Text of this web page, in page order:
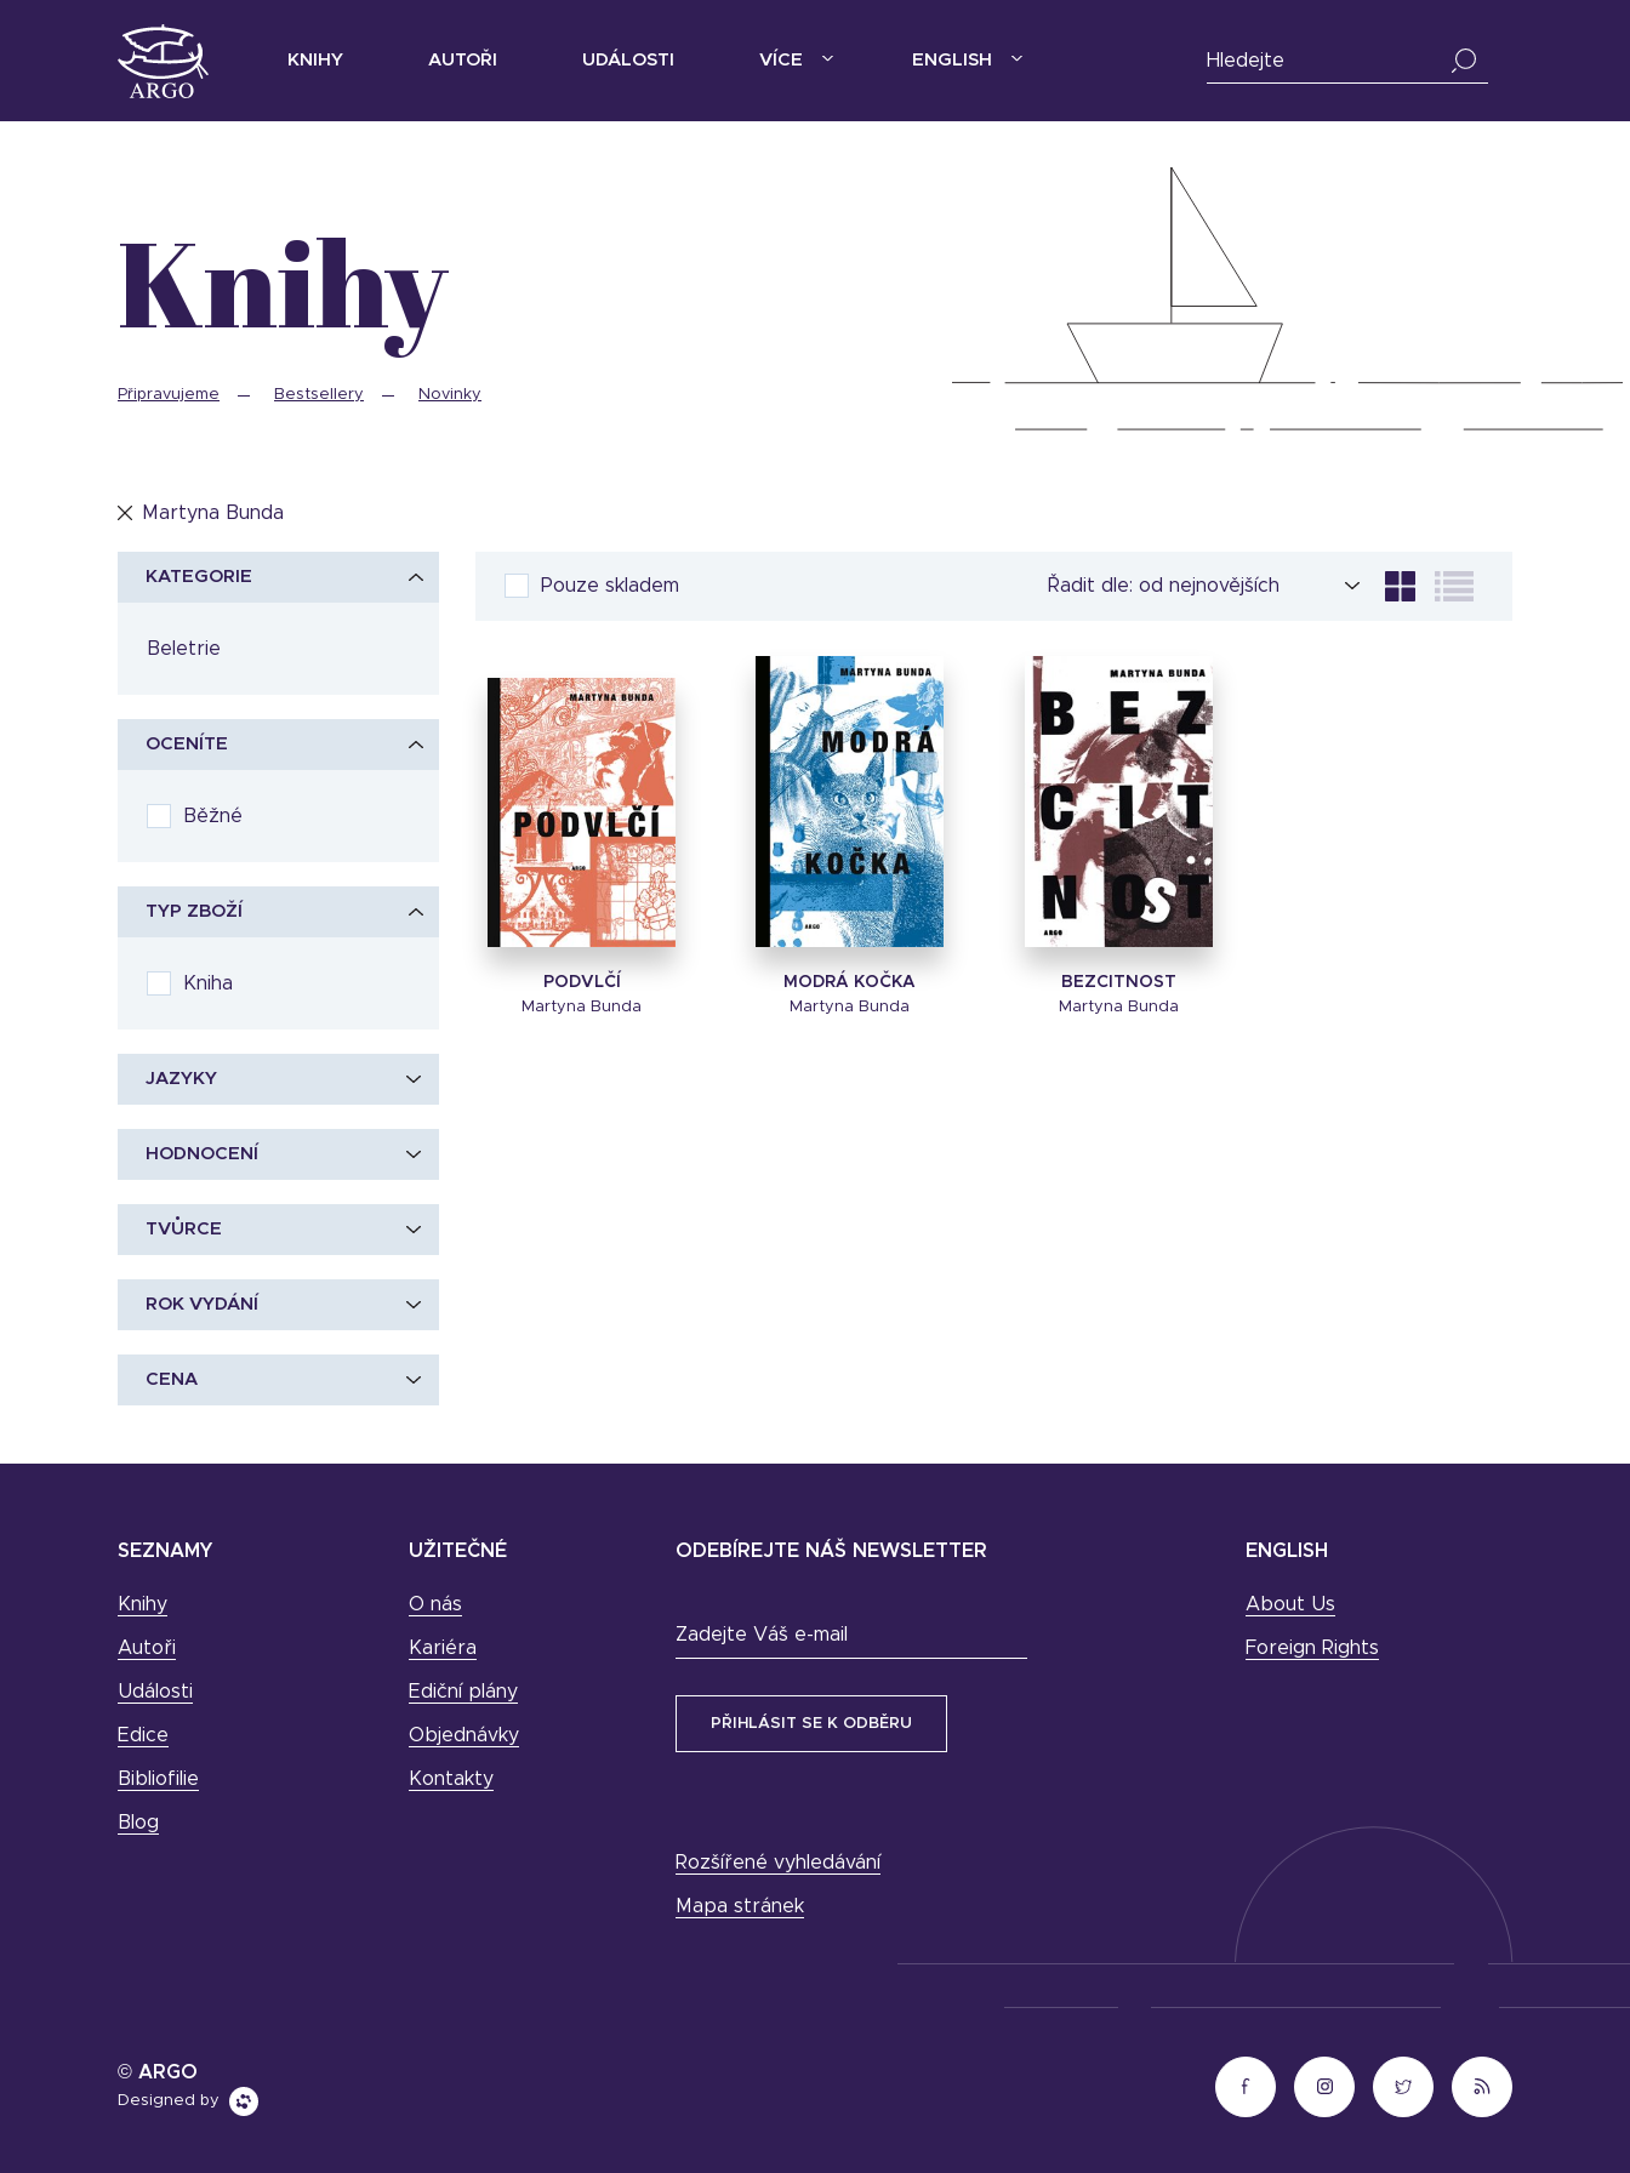
KNIHY AUTOŘI UDÁLOSTI VÍCE ENGLISH
Knihy
Připravujeme Bestsellery Novinky
Martyna Bunda
KATEGORIE
Beletrie
OCENÍTE
Běžné
TYP ZBOŽÍ
Kniha
JAZYKY
HODNOCENÍ
TVŮRCE
ROK VYDÁNÍ
CENA
Pouze skladem Řadit dle:
PODVLČÍ
Martyna Bunda
MODRÁ KOČKA
Martyna Bunda
BEZCITNOST
Martyna Bunda
SEZNAMY
Knihy
Autoři
Události
Edice
Bibliofilie
Blog
UŽITEČNÉ
O nás
Kariéra
Ediční plány
Objednávky
Kontakty
ODEBÍREJTE NÁŠ NEWSLETTER
Zadejte Váš e-mail
Rozšířené vyhledávání
Mapa stránek
ENGLISH
About Us
Foreign Rights
© ARGO
Designed by